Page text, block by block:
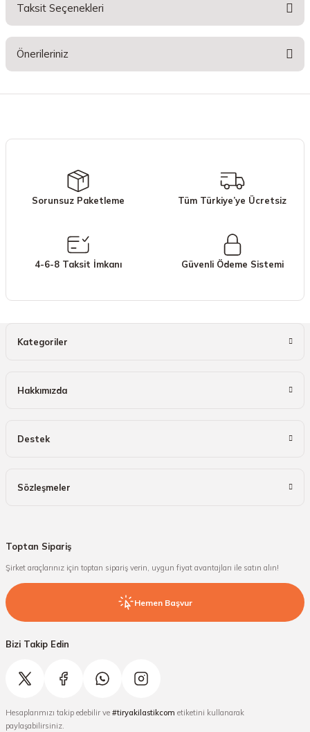
Taksit Seçenekleri
Önerileriniz
Ürün açıklamasında eksik bilgiler bulunuyor.
Ürün bilgilerinde hatalar bulunuyor.
Bu ürüne benzer farklı alternatifler olmalı.
Sorunsuz Paketleme Tüm Türkiye’ye Ücretsiz
4-6-8 Taksit İmkanı Güvenli Ödeme Sistemi
Kategoriler
Hakkımızda
Destek
Sözleşmeler
Toptan Sipariş
Şirket araçlarınız için toptan sipariş verin, uygun fiyat avantajları ile satın alın!
Hemen Başvur
Bizi Takip Edin
Hesaplarımızı takip edebilir ve #tiryakilastikcom etiketini kullanarak
paylaşabilirsiniz.